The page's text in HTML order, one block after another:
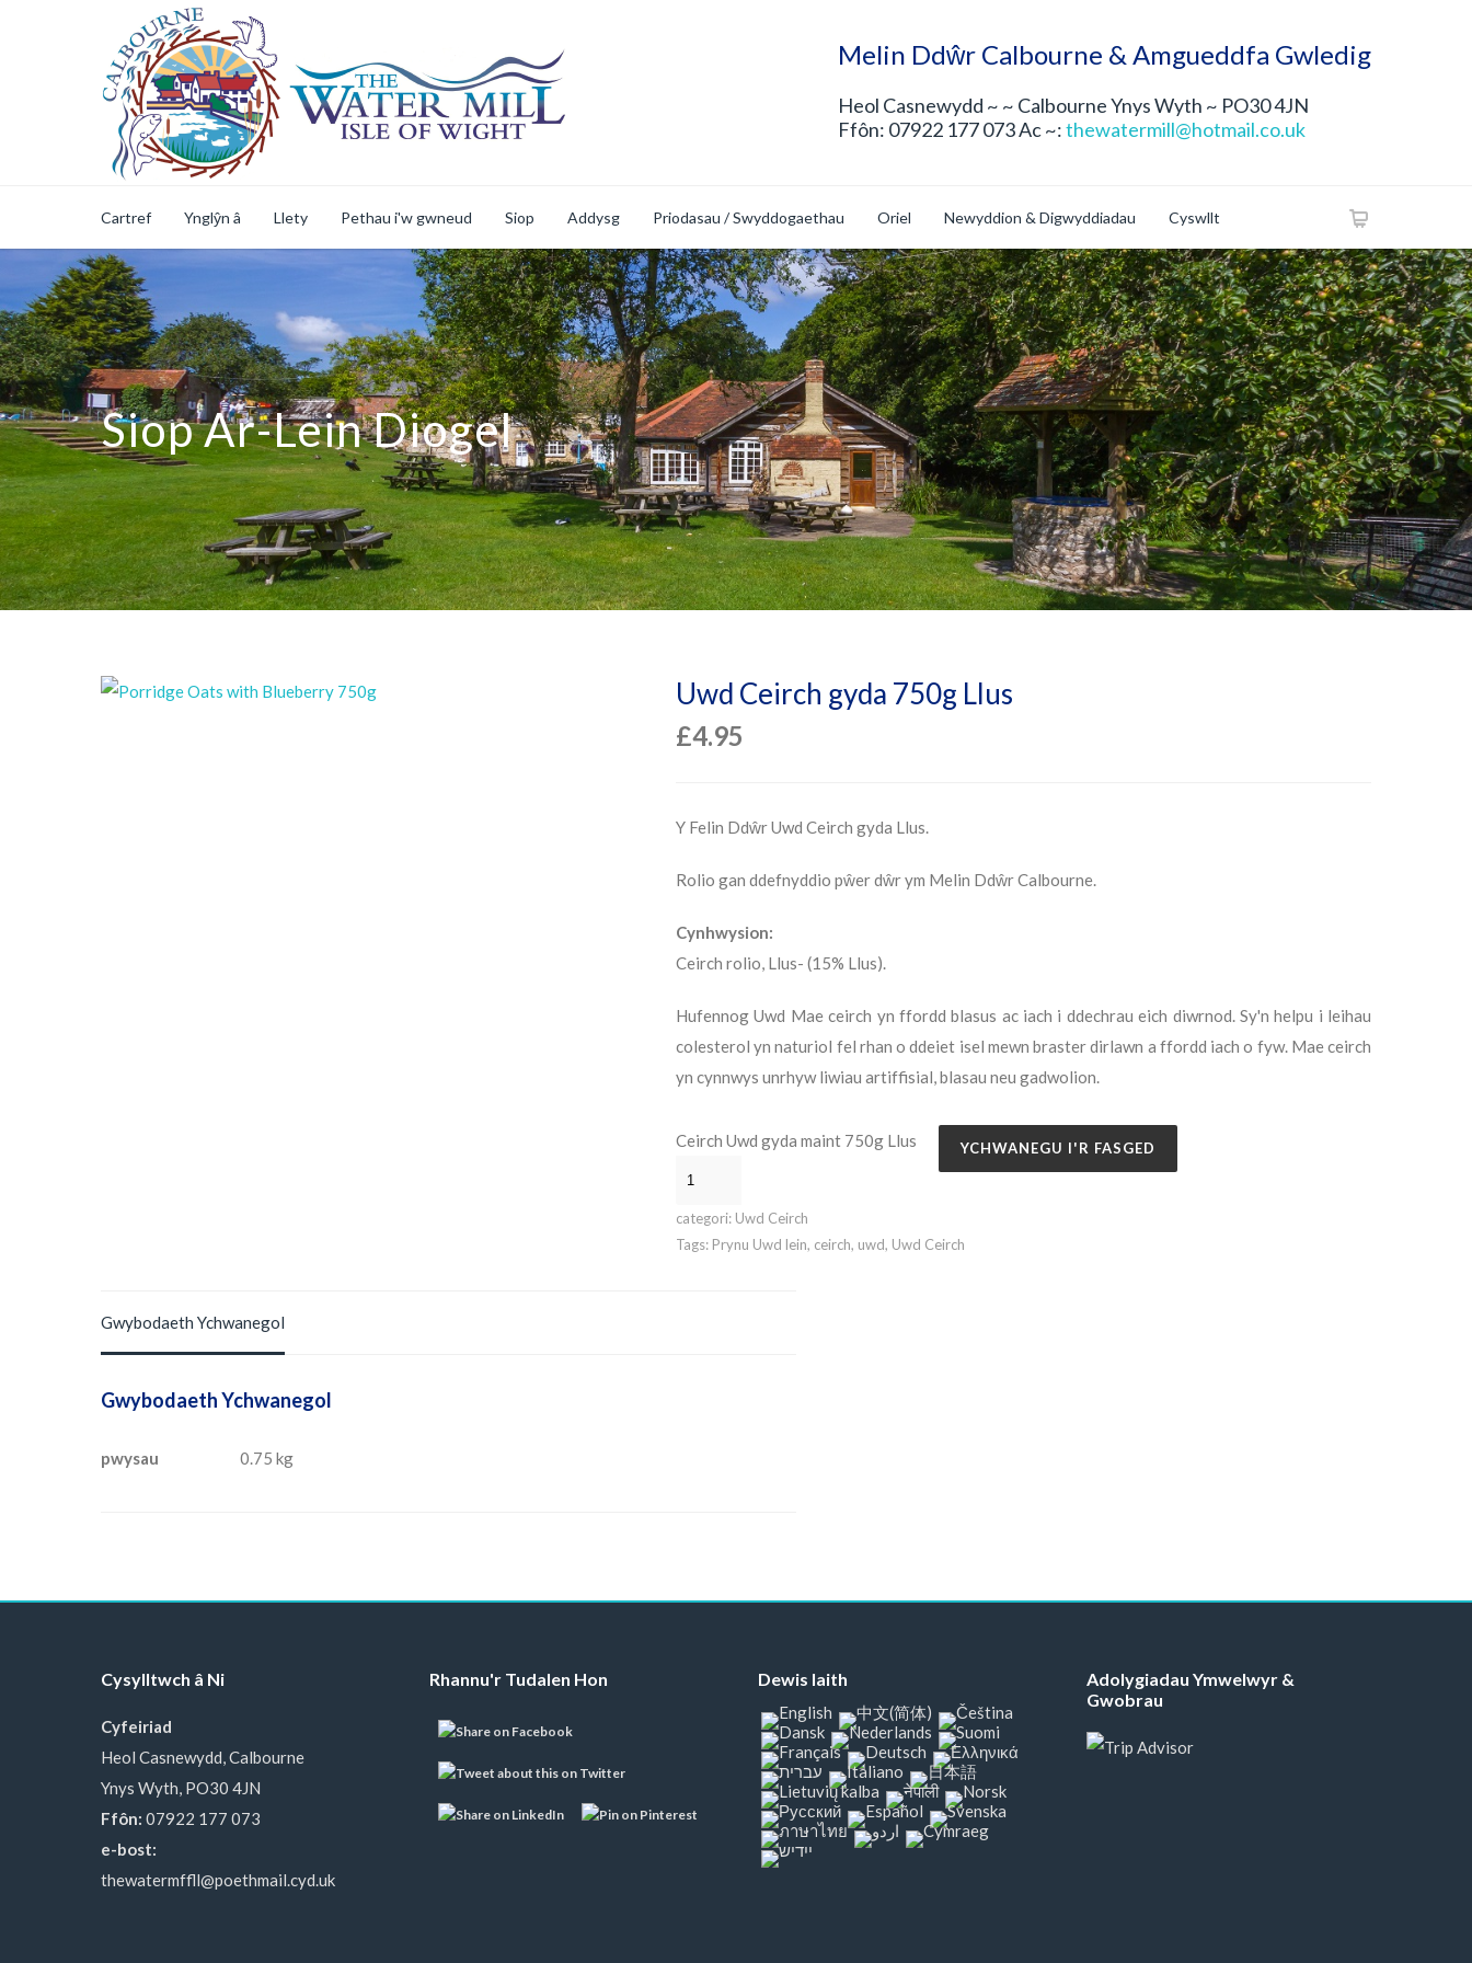
Melin Ddŵr Calbourne & Amgueddfa Gwledig
Heol Casnewydd ~ ~ Calbourne Ynys Wyth ~ PO30 4JN
Ffôn: 07922 177 073 Ac ~:thewatermill@hotmail.co.uk
Cartref Ynglŷn â Llety Pethau i'w gwneud Siop Addysg Priodasau / Swyddogaethau Oriel Newyddion & Digwyddiadau Cyswllt
Siop Ar-Lein Diogel
Uwd Ceirch gyda 750g Llus
£4.95
Y Felin Ddŵr Uwd Ceirch gyda Llus.
Rolio gan ddefnyddio pŵer dŵr ym Melin Ddŵr Calbourne.
Cynhwysion:
Ceirch rolio, Llus- (15% Llus).
Hufennog Uwd Mae ceirch yn ffordd blasus ac iach i ddechrau eich diwrnod. Sy'n helpu i leihau
colesterol yn naturiol fel rhan o ddeiet isel mewn braster dirlawn a ffordd iach o fyw. Mae ceirch
yn cynnwys unrhyw liwiau artiffisial, blasau neu gadwolion.
Ceirch Uwd gyda maint 750g Llus YCHWANEGU I'R FASGED
categori: Uwd Ceirch
Tags: Prynu Uwd lein, ceirch, uwd, Uwd Ceirch
Gwybodaeth Ychwanegol
Gwybodaeth Ychwanegol
pwysau 0.75 kg
Cysylltwch â Ni
Cyfeiriad
Heol Casnewydd, Calbourne
Ynys Wyth, PO30 4JN
Ffôn: 07922 177 073
e-bost:
thewatermffll@poethmail.cyd.uk
Rhannu'r Tudalen Hon Dewis Iaith
Adolygiadau Ymwelwyr &
Gwobrau